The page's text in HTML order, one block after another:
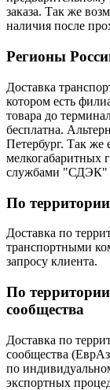
заказа. Так же
наличия после
Регионы
Доставка
котором есть
товара до
бесплатна.
Петербург. Так же
мелкогабаритных
службами
По
Доставка по
транспортными
запросу клиента.
По
сообщества
Доставка по
сообщества
по
экспортных